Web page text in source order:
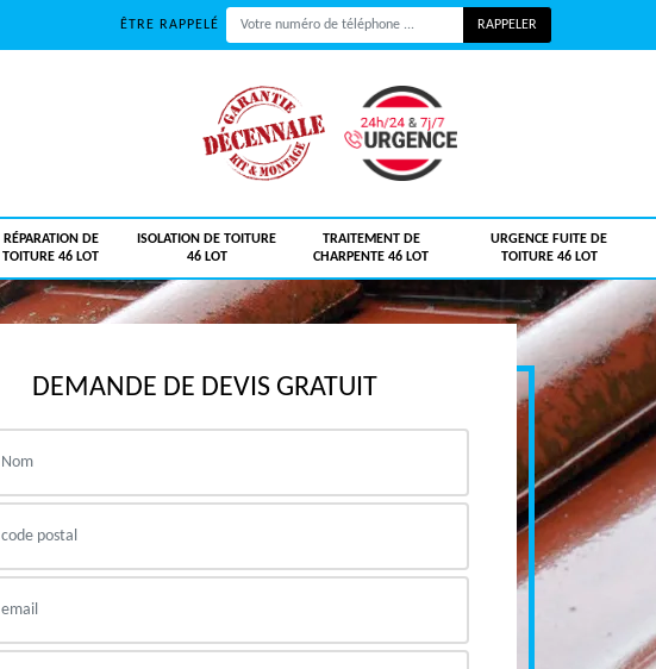
ÊTRE RAPPELÉ
RÉPARATION DE
TOITURE 46 LOT
ISOLATION DE TOITURE
46 LOT
TRAITEMENT DE
CHARPENTE 46 LOT
URGENCE FUITE DE
TOITURE 46 LOT
DEMANDE DE DEVIS GRATUIT